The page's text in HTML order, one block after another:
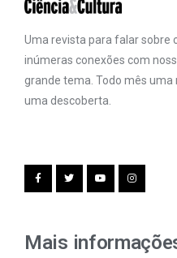
Uma revista para falar sobre
inúmeras conexões com
grande tema. Todo mês uma
uma descoberta.
Mais